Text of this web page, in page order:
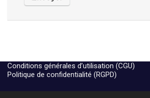
Conditions générales d’utilisation (CGU)
Politique de confidentialité (RGPD)